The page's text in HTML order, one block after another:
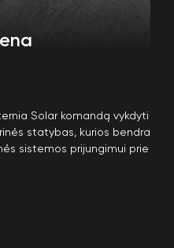
Solar komandą vykdyti
statybas, kurios bendra
sistemos prijungimui prie